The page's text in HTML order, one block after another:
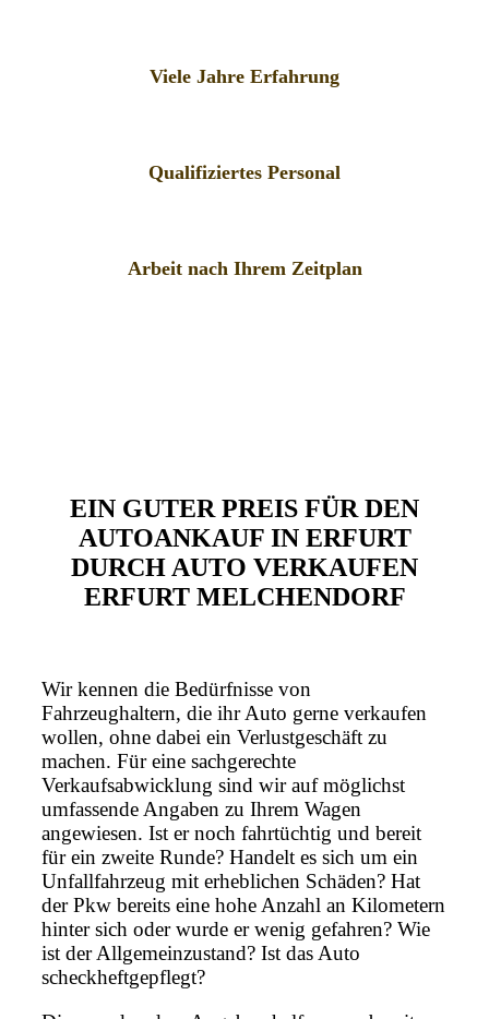
Viele Jahre Erfahrung
Qualifiziertes Personal
Arbeit nach Ihrem Zeitplan
EIN GUTER PREIS FÜR DEN
AUTOANKAUF IN ERFURT
DURCH AUTO VERKAUFEN
ERFURT MELCHENDORF
Wir kennen die Bedürfnisse von
Fahrzeughaltern, die ihr Auto gerne verkaufen
wollen, ohne dabei ein Verlustgeschäft zu
machen. Für eine sachgerechte
Verkaufsabwicklung sind wir auf möglichst
umfassende Angaben zu Ihrem Wagen
angewiesen. Ist er noch fahrtüchtig und bereit
für ein zweite Runde? Handelt es sich um ein
Unfallfahrzeug mit erheblichen Schäden? Hat
der Pkw bereits eine hohe Anzahl an Kilometern
hinter sich oder wurde er wenig gefahren? Wie
ist der Allgemeinzustand? Ist das Auto
scheckheftgepflegt?